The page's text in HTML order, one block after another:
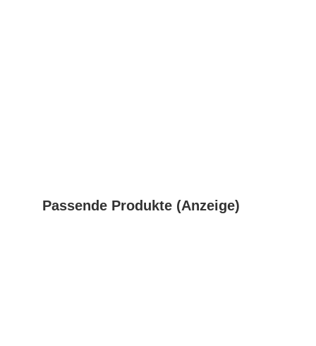
Passende Produkte (Anzeige)